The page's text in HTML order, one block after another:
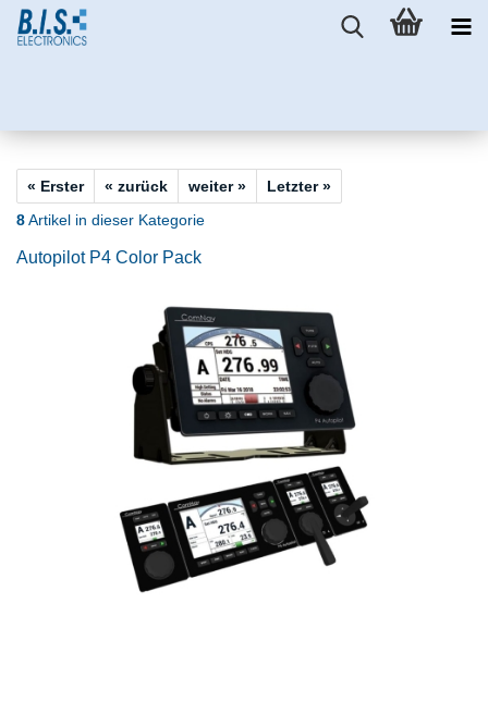
« Erster « zurück weiter »
Letzter »
8Artikel in dieser Kategorie
Autopilot P4 Color Pack